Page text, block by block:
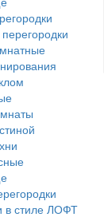
в стиле ЛОФТ